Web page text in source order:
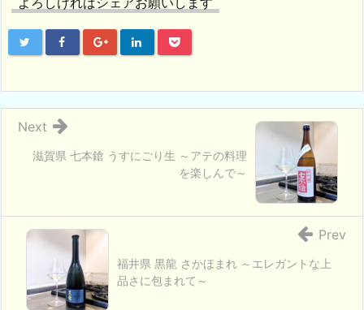
滋賀県 七本鎗 うすにごり生 ～アテの料理
を楽しんで～
Next
福井県 黒龍 さかほまれ ～エレガントな上
品さに包まれて～
Prev